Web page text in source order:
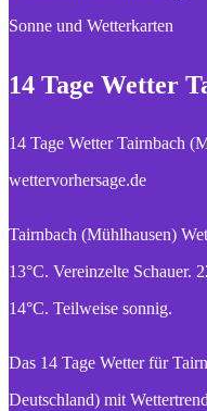
Sonne und Wetterkarten
14 Tage Wetter
14 Tage Wetter Tairnbach
wettervorhersage.de
Tairnbach (Mühlhausen)
13°C. Vereinzelte Schauer.
14°C. Teilweise sonnig.
Das 14 Tage Wetter für
Deutschland) mit